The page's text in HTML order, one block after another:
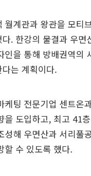
월계관과 왕관을 모티
. 한강의 물결과 우면
인을 통해 방배권역의
는 계획이다.
케팅 전문기업 센트온
을 도입하고, 최고 41
성해 우면산과 서리풀
할 수 있도록 했다.